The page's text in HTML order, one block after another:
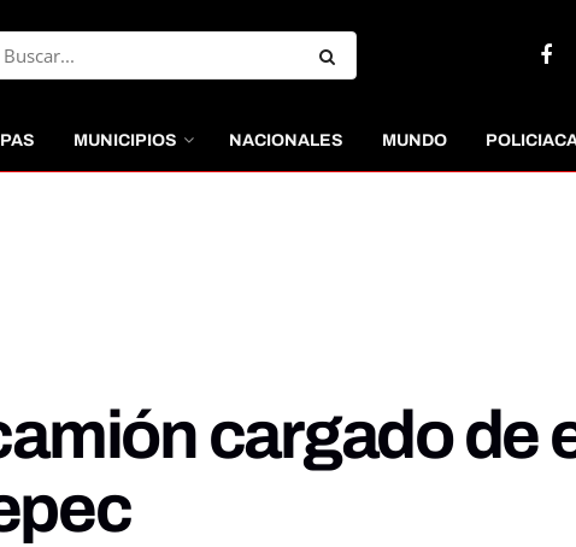
MUNICIPIOS NACIONALES MUNDO
cargado de